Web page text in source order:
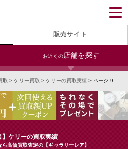
販売サイト
お近くの店舗を探す
今すぐLINE査定
付（対応時間10:00～19:00）
配買取を申し込む
宅配キットをお届けします
表参道店 新宿東口店
斎橋店 梅田店
取 > ケリー買取 > ケリーの買取実績 > ページ 9
】ケリーの買取実績
高価買取査定の【ギャラリーレア】